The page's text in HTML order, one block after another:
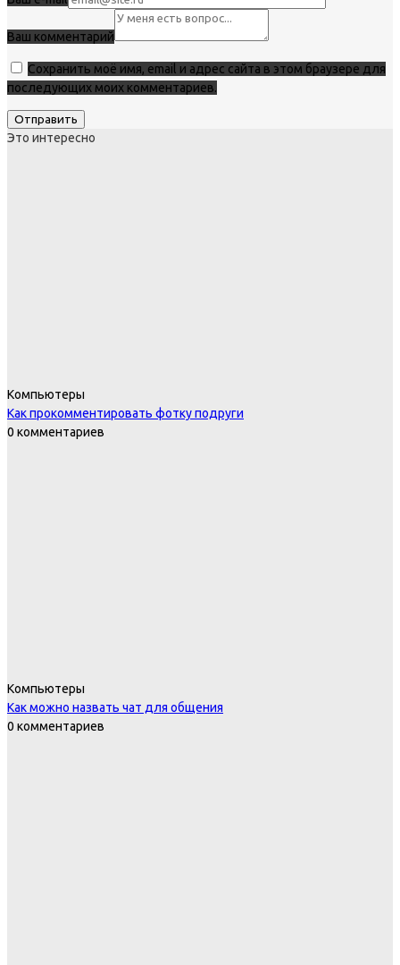
Ваш комментарий
Сохранить моё имя, email и адрес сайта в этом браузере для
последующих моих комментариев.
Это интересно
Компьютеры
Как прокомментировать фотку подруги
0 комментариев
Компьютеры
Как можно назвать чат для общения
0 комментариев